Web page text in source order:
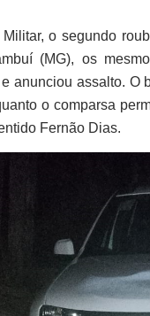
o segundo
(MG), os
anunciou assalto.
o comparsa
Fernão Dias.